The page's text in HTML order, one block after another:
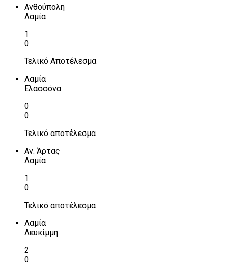
Ανθούπολη
Λαμία
1
0
Τελικό Αποτέλεσμα
Λαμία
Ελασσόνα
0
0
Τελικό αποτέλεσμα
Αν. Άρτας
Λαμία
1
0
Τελικό αποτέλεσμα
Λαμία
Λευκίμμη
2
0